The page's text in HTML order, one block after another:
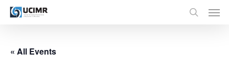
Skip
« All Events